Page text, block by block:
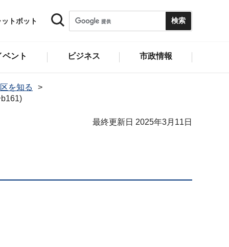
トボット
ント ビジネス 市政情報
を知る
最終更新日 2025年3月11日